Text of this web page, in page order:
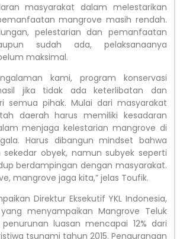
masyarakat dalam melestarikan
mangrove masih rendah.
pelestarian dan pemanfaatan
sudah ada, pelaksanaanya
maksimal.
kami, program konservasi
jika tidak ada keterlibatan dan
semua pihak. Mulai dari masyarakat
daerah harus memiliki kesadaran
menjaga kelestarian mangrove di
Harus dibangun mindset bahwa
obyek, namun subyek seperti
berdampingan dengan masyarakat.
mangrove jaga kita,” jelas Toufik.
Direktur Eksekutif YKL Indonesia,
menyampaikan Mangrove Teluk
luasan mencapai 12% dari
tsunami tahun 2015. Pengurangan